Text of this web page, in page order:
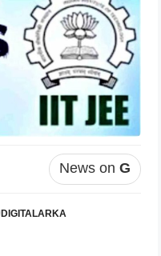
News on G
DIGITALARKA